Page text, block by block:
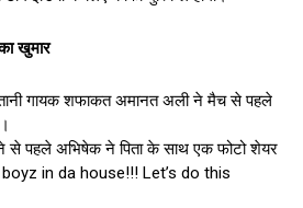
खुमार
गायक शफाकत अमानत अली ने मैच से पहले
से पहले अभिषेक ने पिता के साथ एक फोटो शेयर
in da house!!! Let’s do this